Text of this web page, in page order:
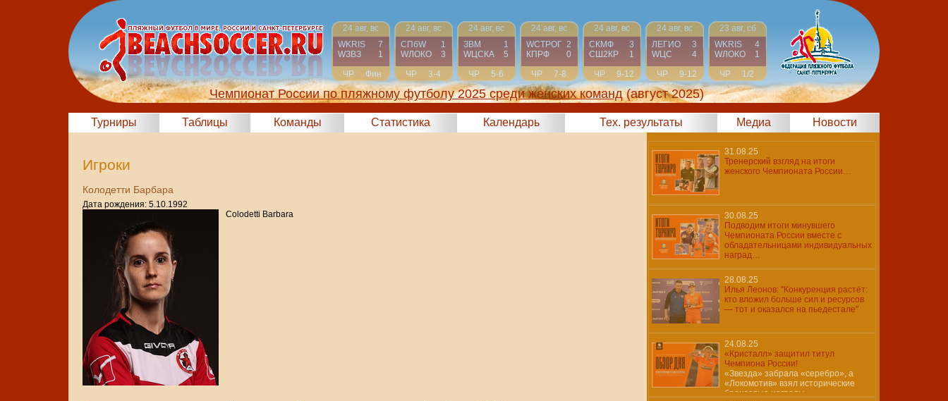
24 авг, вс
WKRIS
7
WЗВЗ
1
ЧР
Фин
24 авг, вс
СПбW
1
WЛОКО
3
ЧР
3-4
24 авг, вс
ЗВМ
1
WЦСКА
5
ЧР
5-6
24 авг, вс
WCТРОГ 2
КПРФ
0
ЧР
7-8
24 авг, вс
СКМФ
3
СШ2КР
1
ЧР
9-12
24 авг, вс
ЛЕГИО
3
WЦС
4
ЧР
9-12
23 авг, сб
WKRIS
4
WЛОКО
1
ЧР
1/2
Чемпионат России по пляжному футболу 2025 среди женских команд (август 2025)
Турниры Таблицы Команды Статистика Календарь Тех. результаты Медиа Новости
Игроки
Колодетти Барбара
Дата рождения: 5.10.1992
Colodetti Barbara
31.08.25
Тренерский взгляд на итоги
женского Чемпионата России…
30.08.25
Подводим итоги минувшего
Чемпионата России вместе с
обладательницами индивидуальных
наград…
28.08.25
Илья Леонов: "Конкуренция растёт:
кто вложил больше сил и ресурсов
— тот и оказался на пьедестале"
24.08.25
«Кристалл» защитил титул
Чемпиона России!
«Звезда» забрала «серебро», а
«Локомотив» взял исторические
бронзовые награды…